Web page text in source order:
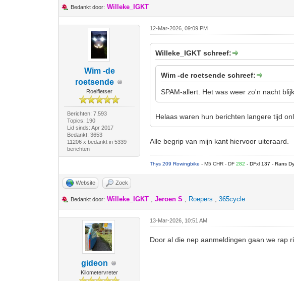
Bedankt door: Willeke_IGKT
Wim -de
roetsende
Roeifietser
Berichten: 7.593
Topics: 190
Lid sinds: Apr 2017
Bedankt: 3653
11206 x bedankt in 5339
berichten
12-Mar-2026, 09:09 PM
Willeke_IGKT schreef:
Wim -de roetsende schreef:
SPAM-allert. Het was weer zo'n nacht
Helaas waren hun berichten langere tijd
Alle begrip van mijn kant hiervoor uiteraard.
Thys 209 Rowingbike- M5 CHR - DF282- DFxl 137 - Rans
Website Zoek
Bedankt door: Willeke_IGKT ,Jeroen S , Roepers ,365cycle
gideon
Kilometervreter
13-Mar-2026, 10:51 AM
Door al die nep aanmeldingen gaan we rap